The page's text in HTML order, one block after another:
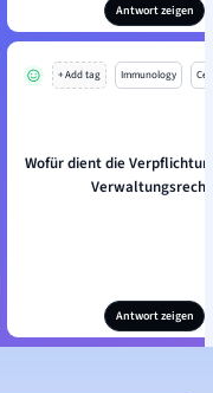
Antwort zeigen
+ Add tag Immunology
Wofür dient die
Antwort zeigen